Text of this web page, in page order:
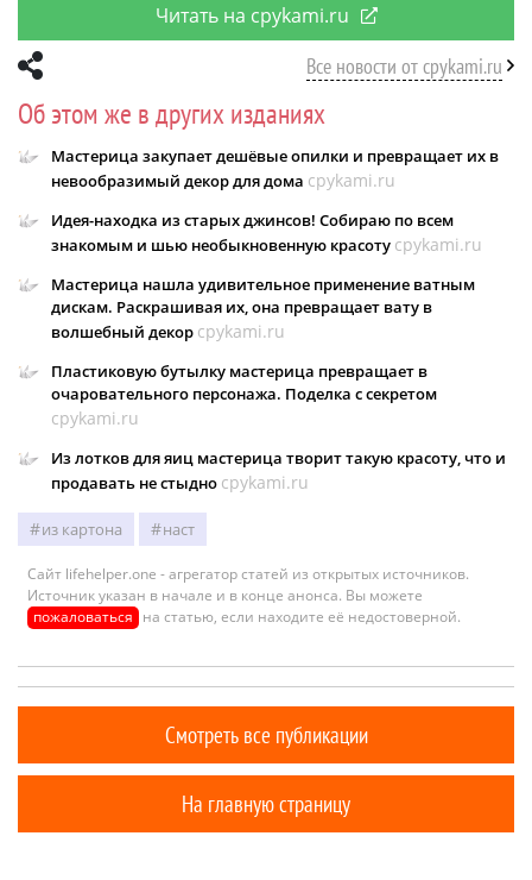
Читать на cpykami.ru
Все новости от cpykami.ru
Об этом же в других изданиях
Мастерица закупает дешёвые опилки и превращает их в
невообразимый декор для дома cpykami.ru
Идея-находка из старых джинсов! Собираю по всем
знакомым и шью необыкновенную красоту cpykami.ru
Мастерица нашла удивительное применение ватным
дискам. Раскрашивая их, она превращает вату в
волшебный декор cpykami.ru
Пластиковую бутылку мастерица превращает в
очаровательного персонажа. Поделка с секретом
cpykami.ru
Из лотков для яиц мастерица творит такую красоту, что и
продавать не стыдно cpykami.ru
из картона наст
Сайт lifehelper.one - агрегатор статей из открытых источников.
Источник указан в начале и в конце анонса. Вы можете
пожаловаться на статью, если находите её недостоверной.
Смотреть все публикации
На главную страницу